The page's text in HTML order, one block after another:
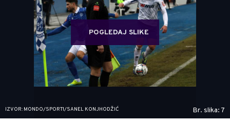
POGLEDAJ SLIKE
IZVOR: MONDO/SPORT1/SANEL KONJHODŽIĆ Br. slika: 7